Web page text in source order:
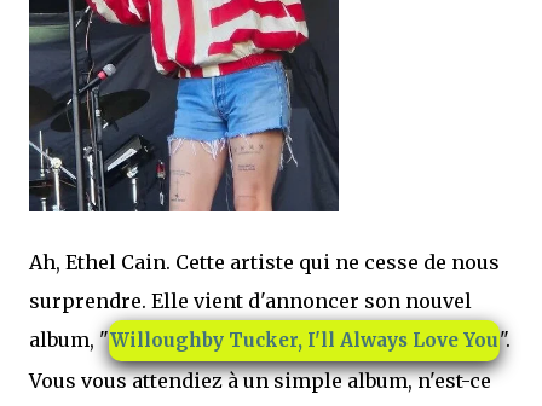
Ah, Ethel Cain. Cette artiste qui ne cesse de nous
surprendre. Elle vient d'annoncer son nouvel
album, "Willoughby Tucker, I'll Always Love You".
Vous vous attendiez à un simple album, n'est-ce